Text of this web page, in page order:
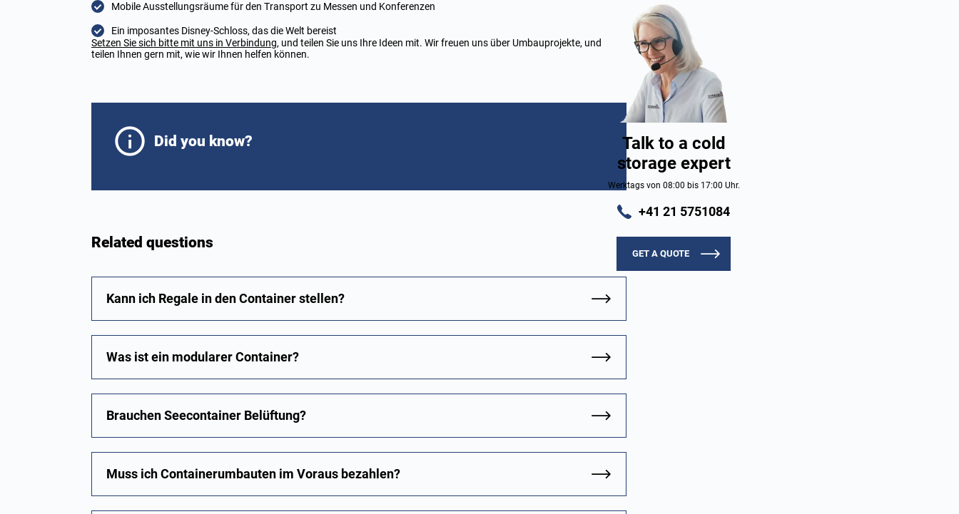
Mobile Ausstellungsräume für den Transport zu Messen und Konferenzen
Ein imposantes Disney-Schloss, das die Welt bereist
Setzen Sie sich bitte mit uns in Verbindung, und teilen Sie uns Ihre Ideen mit. Wir freuen uns über Umbauprojekte, und
teilen Ihnen gern mit, wie wir Ihnen helfen können.
Did you know?
Related questions
Kann ich Regale in den Container stellen?
Was ist ein modularer Container?
Brauchen Seecontainer Belüftung?
Muss ich Containerumbauten im Voraus bezahlen?
Talk to a cold
storage expert
Werktags von 08:00 bis 17:00 Uhr.
+41 21 5751084
GET A QUOTE